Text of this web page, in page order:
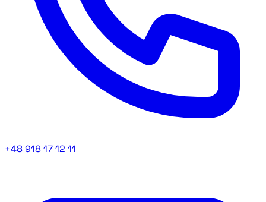
+48 918 17 12 11